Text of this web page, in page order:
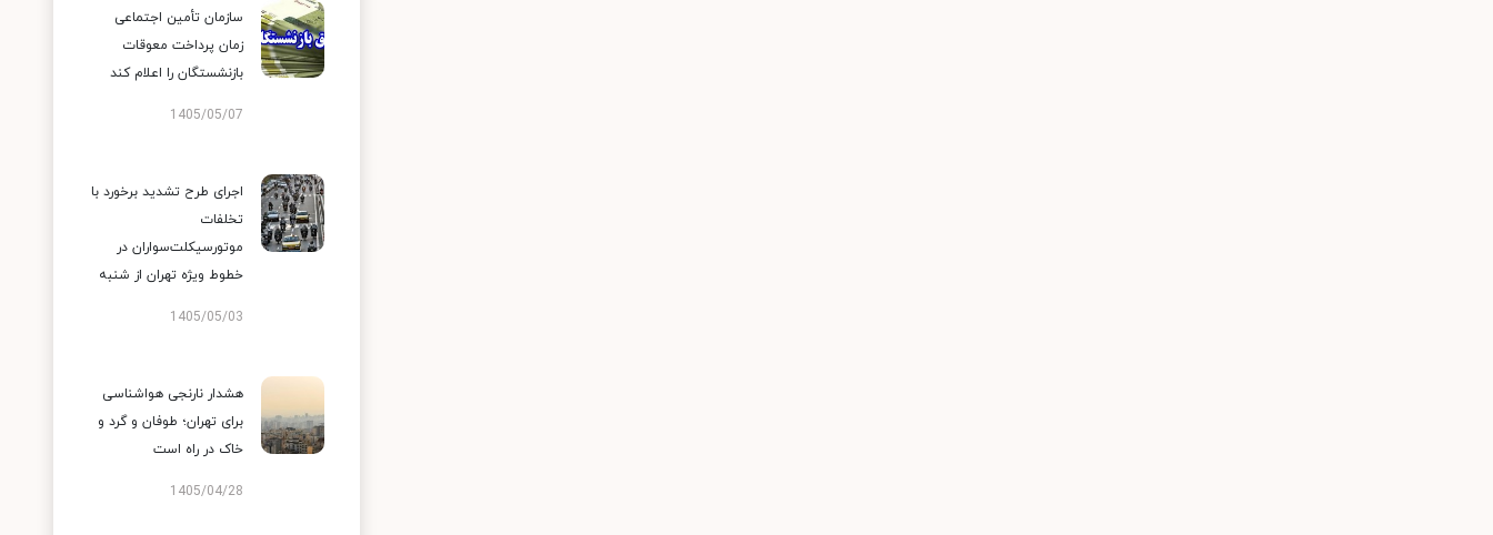
سازمان تأمین اجتماعی
زمان پرداخت معوقات
بازنشستگان را اعلام کند
1405/05/07
اجرای طرح تشدید برخورد با
تخلفات
موتورسیکلت‌سواران در
خطوط ویژه تهران از شنبه
1405/05/03
هشدار نارنجی هواشناسی
برای تهران؛ طوفان و گرد و
خاک در راه است
1405/04/28